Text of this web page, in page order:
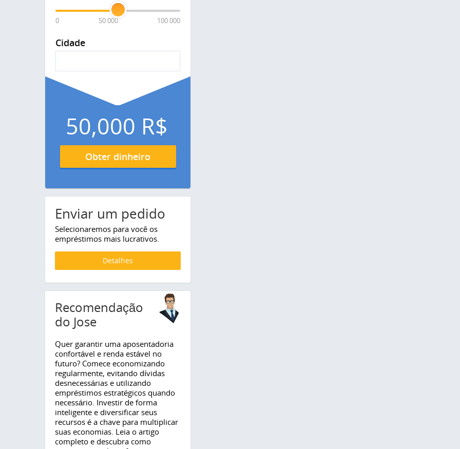
0 50 000 100 000
Cidade
50,000 R$
Obter dinheiro
Enviar um pedido
Selecionaremos para você os
empréstimos mais lucrativos.
Detalhes
Recomendação
do Jose
Quer garantir uma aposentadoria
confortável e renda estável no
futuro? Comece economizando
regularmente, evitando dívidas
desnecessárias e utilizando
empréstimos estratégicos quando
necessário. Investir de forma
inteligente e diversificar seus
recursos é a chave para multiplicar
suas economias. Leia o artigo
completo e descubra como